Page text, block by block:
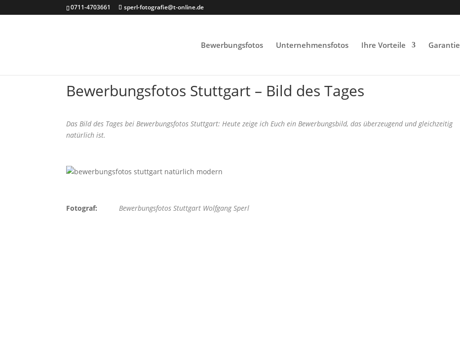
0711-4703661 sperl-fotografie@t-online.de
Bewerbungsfotos Unternehmensfotos Ihre Vorteile Garantie
Bewerbungsfotos Stuttgart – Bild des Tages
Das Bild des Tages bei Bewerbungsfotos Stuttgart: Heute zeige ich Euch ein Bewerbungsbild, das überzeugend und gleichzeitig
natürlich ist.
Fotograf: Bewerbungsfotos Stuttgart Wolfgang Sperl